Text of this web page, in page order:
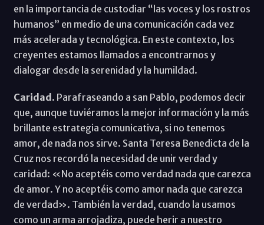
en la importancia de custodiar “las voces y los rostros
humanos” en medio de una comunicación cada vez
más acelerada y tecnológica. En este contexto, los
creyentes estamos llamados a encontrarnos y
dialogar desde la serenidad y la humildad.
Caridad. Parafraseando a san Pablo, podemos decir
que, aunque tuviéramos la mejor información y la más
brillante estrategia comunicativa, si no tenemos
amor, de nada nos sirve. Santa Teresa Benedicta de la
Cruz nos recordó la necesidad de unir verdad y
caridad: «No aceptéis como verdad nada que carezca
de amor. Y no aceptéis como amor nada que carezca
de verdad». También la verdad, cuando la usamos
como un arma arrojadiza, puede herir a nuestro